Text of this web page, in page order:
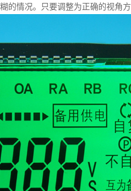
的情况。只要调整为正确的视角